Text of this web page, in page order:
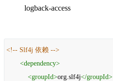
logback-access
<!-- Slf4j 依赖 -->
<dependency>
<groupId>org.slf4j</groupId>